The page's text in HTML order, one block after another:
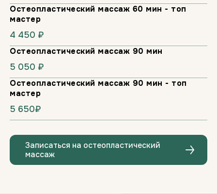
Остеопластический массаж 60 мин - топ
мастер
4 450 ₽
Остеопластический массаж 90 мин
5 050 ₽
Остеопластический массаж 90 мин - топ
мастер
5 650₽
Записаться на остеопластический
массаж